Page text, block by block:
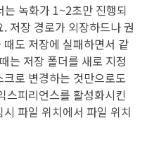
녹화가 1~2초만 진행되
저장 경로가 외장하드나 권
도 저장에 실패하면서 같
는 저장 폴더를 새로 지정
로 변경하는 것만으로도
스피리언스를 활성화시킨
파일 위치에서 파일 위치